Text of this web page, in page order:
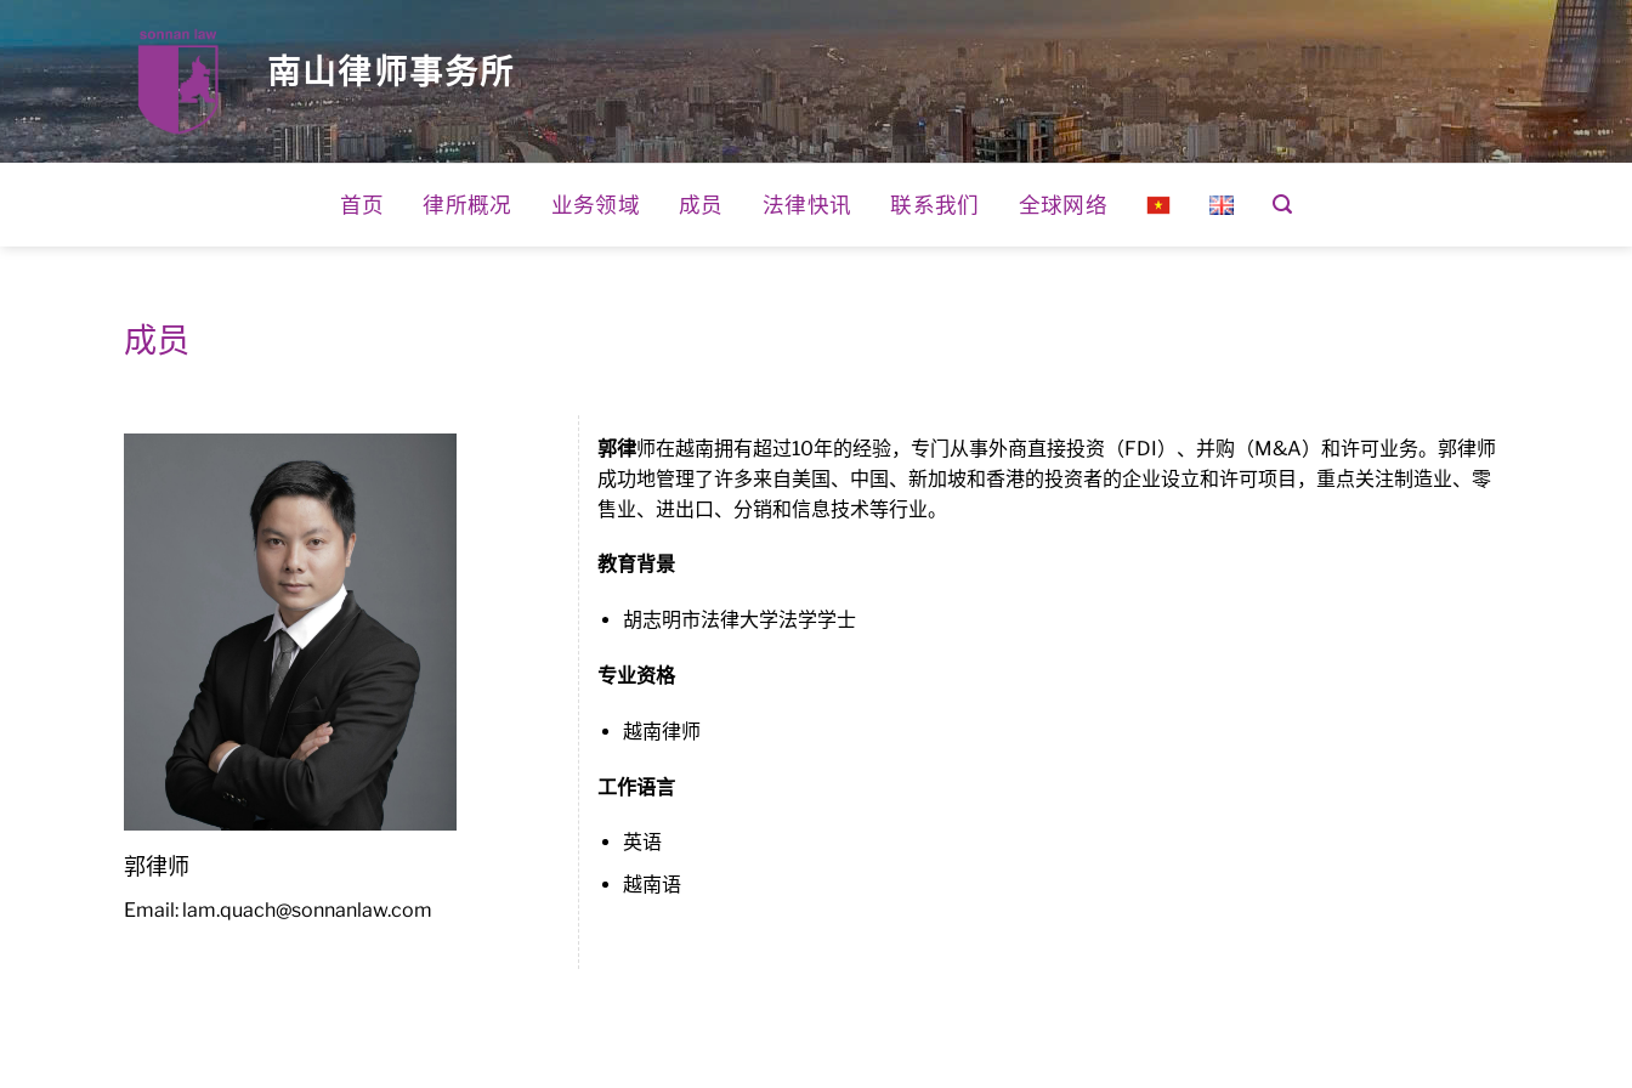
到
内
容
南山律师事务所
首页 律所概况 业务领域 成员 法律快讯 联系我们 全球网络
成员
郭律师
Email: lam.quach@sonnanlaw.com
郭律师在越南拥有超过10年的经验，专门从事外商直接投资（FDI）、并购（M&A）和许可业务。郭律师
成功地管理了许多来自美国、中国、新加坡和香港的投资者的企业设立和许可项目，重点关注制造业、零
售业、进出口、分销和信息技术等行业。
教育背景
胡志明市法律大学法学学士
专业资格
越南律师
工作语言
英语
越南语